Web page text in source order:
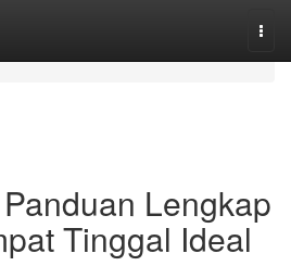
Lengkap
Tinggal Ideal